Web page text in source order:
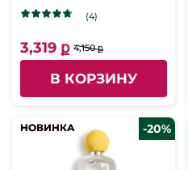
(4)
3,319 ք 4,150 ք
В КОРЗИНУ
НОВИНКА
НОВИНКА -20%